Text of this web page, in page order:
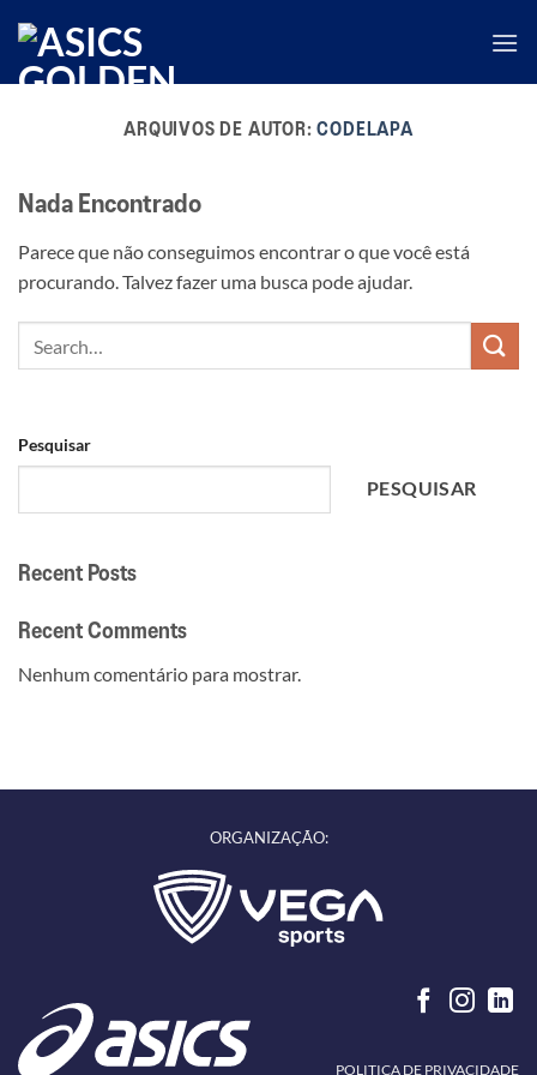
content
ARQUIVOS DE AUTOR:CODELAPA
Nada Encontrado
Parece que não conseguimos encontrar o que você está
procurando. Talvez fazer uma busca pode ajudar.
Pesquisar
PESQUISAR
Recent Posts
Recent Comments
Nenhum comentário para mostrar.
ORGANIZAÇÃO:
POLITICA DE PRIVACIDADE